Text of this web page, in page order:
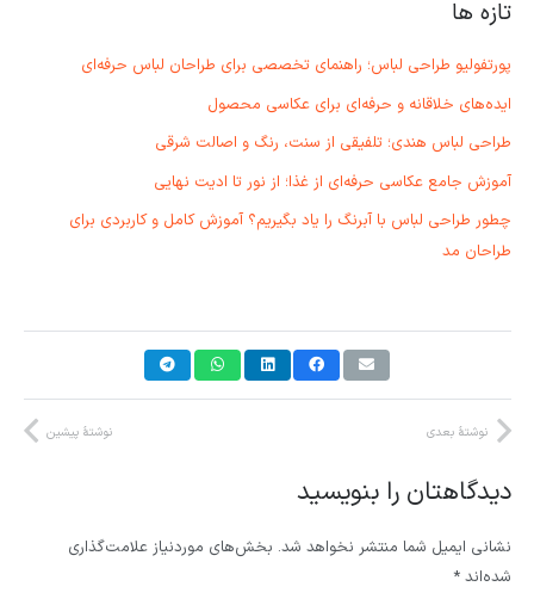
تازه ها
پورتفولیو طراحی لباس؛ راهنمای تخصصی برای طراحان لباس حرفه‌ای
ایده‌های خلاقانه و حرفه‌ای برای عکاسی محصول
طراحی لباس هندی؛ تلفیقی از سنت، رنگ و اصالت شرقی
آموزش جامع عکاسی حرفه‌ای از غذا؛ از نور تا ادیت نهایی
چطور طراحی لباس با آبرنگ را یاد بگیریم؟ آموزش کامل و کاربردی برای
طراحان مد
نوشتهٔ پیشین نوشتهٔ بعدی
دیدگاهتان را بنویسید
نشانی ایمیل شما منتشر نخواهد شد. بخش‌های موردنیاز علامت‌گذاری
شده‌اند*